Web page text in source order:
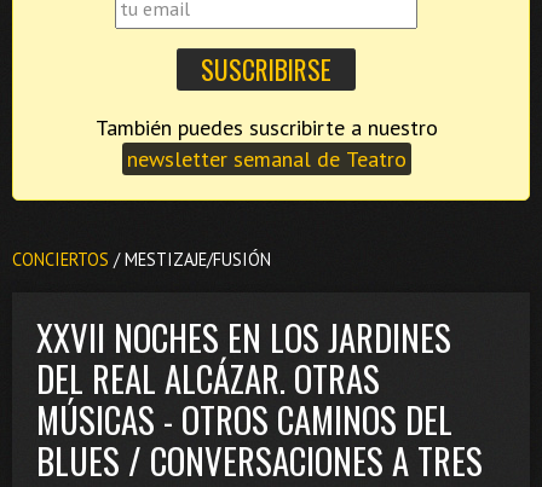
newsletter semanal de Teatro
CONCIERTOS / MESTIZAJE/FUSIÓN
XXVII NOCHES EN LOS JARDINES
DEL REAL ALCÁZAR. OTRAS
MÚSICAS - OTROS CAMINOS DEL
BLUES / CONVERSACIONES A TRES